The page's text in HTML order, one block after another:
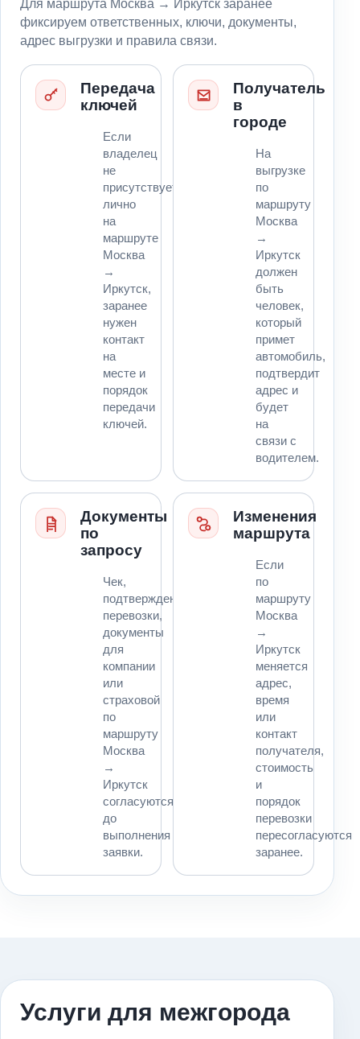
Для маршрута Москва → Иркутск заранее
фиксируем ответственных, ключи, документы,
адрес выгрузки и правила связи.
Передача
ключей
Если
владелец
не
присутствует
лично
на
маршруте
Москва
→
Иркутск,
заранее
нужен
контакт
на
месте и
порядок
передачи
ключей.
Получатель
в
городе
На
выгрузке
по
маршруту
Москва
→
Иркутск
должен
быть
человек,
который
примет
автомобиль,
подтвердит
адрес и
будет
на
связи с
водителем.
Документы
по
запросу
Чек,
подтверждение
перевозки,
документы
для
компании
или
страховой
по
маршруту
Москва
→
Иркутск
согласуются
до
выполнения
заявки.
Изменения
маршрута
Если
по
маршруту
Москва
→
Иркутск
меняется
адрес,
время
или
контакт
получателя,
стоимость
и
порядок
перевозки
пересогласуются
заранее.
Услуги для межгорода